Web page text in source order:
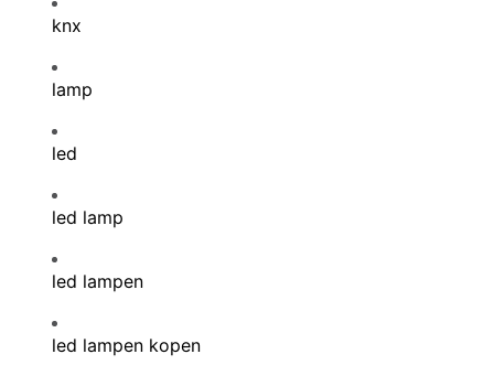
knx
lamp
led
led lamp
led lampen
led lampen kopen